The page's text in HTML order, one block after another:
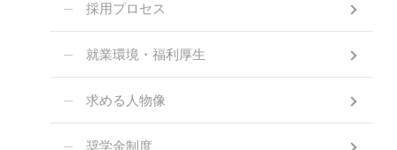
採用プロセス
就業環境・福利厚生
求める人物像
奨学金制度